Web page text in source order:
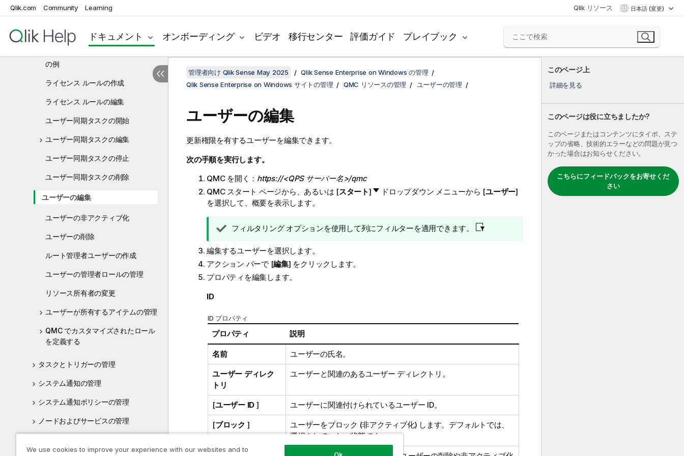
Qlik.com Community Learning Qlik リソース 日本語 (変更)
ドキュメント オンボーディング ビデオ 移行センター 評価ガイド プレイブック
ログイン アクセス ルールの編集
ログイン アクセス ルールの削除
の例
ライセンス ルールの作成
ライセンス ルールの編集
ユーザー同期タスクの開始
ユーザー同期タスクの編集
ユーザー同期タスクの停止
ユーザー同期タスクの削除
ユーザーの編集
ユーザーの非アクティブ化
ユーザーの削除
ルート管理者ユーザーの作成
ユーザーの管理者ロールの管理
リソース所有者の変更
ユーザーが所有するアイテムの管理
QMC でカスタマイズされたロール
を定義する
タスクとトリガーの管理
システム通知の管理
システム通知ポリシーの管理
ノードおよびサービスの管理
このページ上
詳細を見る
このページは役に立ちましたか?
このページまたはコンテンツにタイポ、ステ
ップの省略、技術的エラーなどの問題が見つ
かった場合はお知らせください。
こちらにフィードバックをお寄せくだ
さい
管理者向け Qlik Sense May 2025
Qlik Sense Enterprise on Windows の管理
Qlik Sense Enterprise on Windows サイトの管理
QMC リソースの管理 ユーザーの管理
ユーザーの編集
更新権限を有するユーザーを編集できます。
次の手順を実行します。
QMCを開く： https://<QPS サーバー名>/qmc
QMCスタート ページから、あるいは [スタート] ドロップダウン メニューから [ユーザー]
を選択して、概要を表示します。
ヒ
ト
メ
モ
フィルタリング オプションを使用して列にフィルターを適用できます。
編集するユーザーを選択します。
アクション バーで [編集] をクリックします。
プロパティを編集します。
ID
ID プロパティ
プロパティ 説明
名前 ユーザーの氏名。
ユーザー ディレク
トリ
ユーザーと関連のあるユーザー ディレクトリ。
[ユーザー ID ] ユーザーに関連付けられているユーザー ID。
[ブロック ]
ユーザーをブロック (非アクティブ化) します。デフォルトでは、
選択されていない状態です。
We use cookies to improve your experience with our websites and to